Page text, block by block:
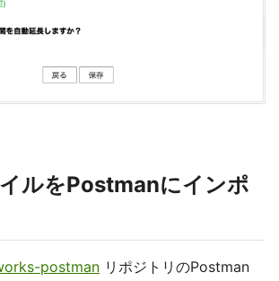
ルをPostmanにインポ
postman リポジトリのPostman